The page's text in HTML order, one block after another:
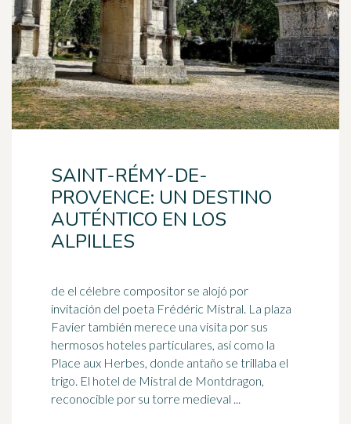
SAINT-RÉMY-DE-
PROVENCE: UN DESTINO
AUTÉNTICO EN LOS
ALPILLES
de el célebre compositor se alojó por
invitación del poeta Frédéric Mistral. La plaza
Favier también merece una visita por sus
hermosos hoteles particulares, así como la
Place aux Herbes, donde antaño se trillaba el
trigo. El hotel de Mistral de Montdragon,
reconocible por su torre medieval ...